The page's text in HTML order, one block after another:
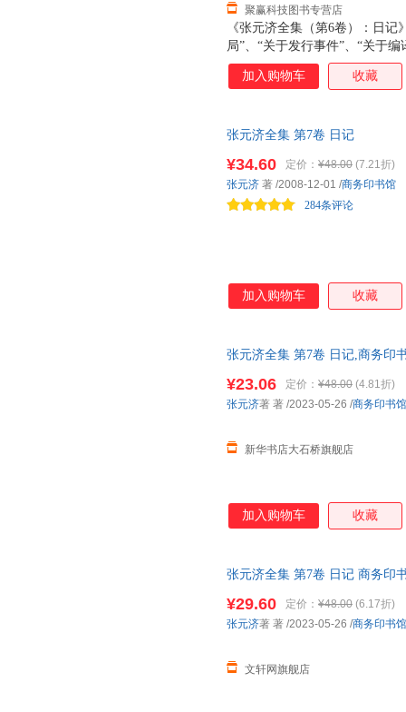
《张元济全集（第6卷）：日记
局”、“关于发行事件”、“关于
件”、“关于印刷事件”、“关于
馆”、“发行”、“编译”、“职员”
《张元济全集》第六、七卷收
月至10月的赴会日记。 商务印
式，每天一页，每页除月、日
聚赢科技图书专营店
加入购物车 收藏
张元济全集 第7卷 日记
¥34.60 定价： ¥48.00 (7.21折)
284条评论
张元济 著 /2008-12-01 /商务印书馆
加入购物车 收藏
张元济全集 第7卷 日记,商务印
¥23.06 定价： ¥48.00 (4.81折)
新华书店大石桥旗舰店
张元济著 著 /2023-05-26 /商务印书馆
加入购物车 收藏
张元济全集 第7卷 日记 商务印
¥29.60 定价： ¥48.00 (6.17折)
文轩网旗舰店
张元济著 著 /2023-05-26 /商务印书馆